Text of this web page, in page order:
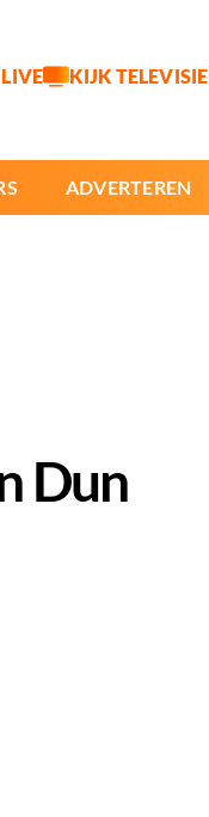
KIJK TELEVISIE
ADVERTEREN
Dun